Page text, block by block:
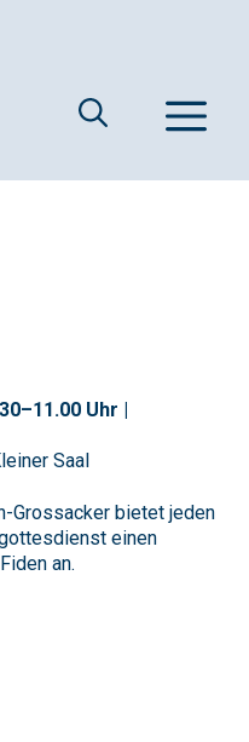
Uhr |
Saal
Grossacker bietet jeden
einen
an.